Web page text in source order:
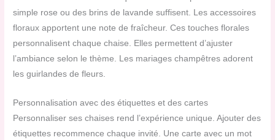
simple rose ou des brins de lavande suffisent. Les accessoires
floraux apportent une note de fraîcheur. Ces touches florales
personnalisent chaque chaise. Elles permettent d’ajuster
l’ambiance selon le thème. Les mariages champêtres adorent
les guirlandes de fleurs.
Personnalisation avec des étiquettes et des cartes
Personnaliser ses chaises rend l’expérience unique. Ajouter des
étiquettes recommence chaque invité. Une carte avec un mot